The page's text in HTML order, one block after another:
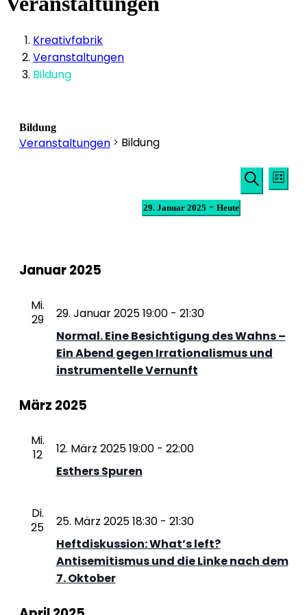
Kreativfabrik
Veranstaltungen
Bildung
Bildung
Veranstaltungen Bildung
Suche
und
Suche
Liste
29. Januar 2025 - Heute
Januar 2025
Mi.
29
Normal. Eine Besichtigung des Wahns –
Ein Abend gegen Irrationalismus und
instrumentelle Vernunft
29. Januar 2025 19:00- 21:30
März 2025
Mi.
12
Esthers Spuren
12. März 2025 19:00- 22:00
Di.
25
Heftdiskussion: What’s left?
Antisemitismus und die Linke nach dem
7. Oktober
25. März 2025 18:30- 21:30